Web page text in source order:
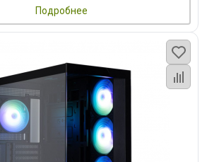
Подробнее